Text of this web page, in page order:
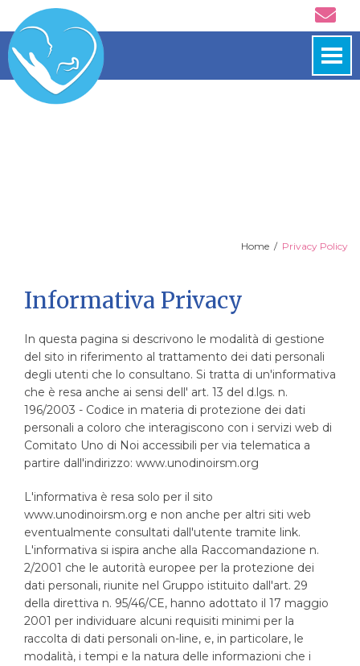
Video
Testimonianze
La condivisione del nostro impegno
Le nostre serate
Documentazione
Home Privacy Policy
Informativa Privacy
In questa pagina si descrivono le modalità di gestione
del sito in riferimento al trattamento dei dati personali
degli utenti che lo consultano. Si tratta di un'informativa
che è resa anche ai sensi dell' art. 13 del d.lgs. n.
196/2003 - Codice in materia di protezione dei dati
personali a coloro che interagiscono con i servizi web di
Comitato Uno di Noi accessibili per via telematica a
partire dall'indirizzo: www.unodinoirsm.org
L'informativa è resa solo per il sito
www.unodinoirsm.org e non anche per altri siti web
eventualmente consultati dall'utente tramite link.
L'informativa si ispira anche alla Raccomandazione n.
2/2001 che le autorità europee per la protezione dei
dati personali, riunite nel Gruppo istituito dall'art. 29
della direttiva n. 95/46/CE, hanno adottato il 17 maggio
2001 per individuare alcuni requisiti minimi per la
raccolta di dati personali on-line, e, in particolare, le
modalità, i tempi e la natura delle informazioni che i